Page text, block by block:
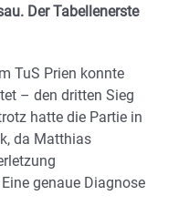
Der Tabellenerste
TuS Prien konnte
– den dritten Sieg
hatte die Partie in
da Matthias
genaue Diagnose